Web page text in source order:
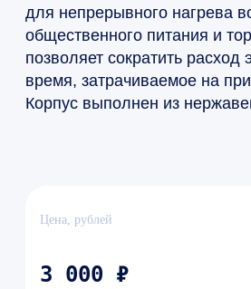
для непрерывного нагрева
общественного питания и
позволяет сократить расход
время, затрачиваемое на
Корпус выполнен из
Цена, рублей
3 000 ₽